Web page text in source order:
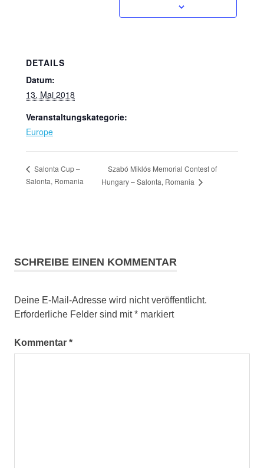
DETAILS
Datum:
13. Mai 2018
Veranstaltungskategorie:
Europe
Salonta Cup –
Salonta, Romania
Szabó Miklós Memorial Contest of
Hungary – Salonta, Romania
SCHREIBE EINEN KOMMENTAR
Deine E-Mail-Adresse wird nicht veröffentlicht.
Erforderliche Felder sind mit* markiert
Kommentar *